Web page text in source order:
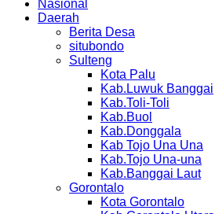
Nasional
Daerah
Berita Desa
situbondo
Sulteng
Kota Palu
Kab.Luwuk Banggai
Kab.Toli-Toli
Kab.Buol
Kab.Donggala
Kab Tojo Una Una
Kab.Tojo Una-una
Kab.Banggai Laut
Gorontalo
Kota Gorontalo